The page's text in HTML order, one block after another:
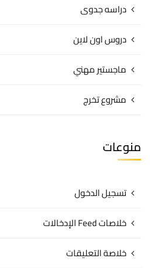
دراسه جدوى
دروس اون لاين
ماجستير مهني
مشروع تخرج
منوعات
تسجيل الدخول
خلاصات Feed الإدخالات
خلاصة التعليقات